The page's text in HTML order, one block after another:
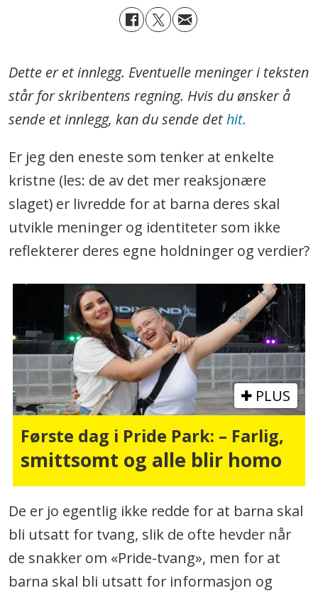
Dette er et innlegg. Eventuelle meninger i teksten
står for skribentens regning. Hvis du ønsker å
sende et innlegg, kan du sende dethit.
Er jeg den eneste som tenker at enkelte
kristne (les: de av det mer reaksjonære
slaget) er livredde for at barna deres skal
utvikle meninger og identiteter som ikke
reflekterer deres egne holdninger og verdier?
PLUS
Første dag i Pride Park: – Farlig,
smittsomt og alle blir homo
De er jo egentlig ikke redde for at barna skal
bli utsatt for tvang, slik de ofte hevder når
de snakker om «Pride-tvang», men for at
barna skal bli utsatt for informasjon og